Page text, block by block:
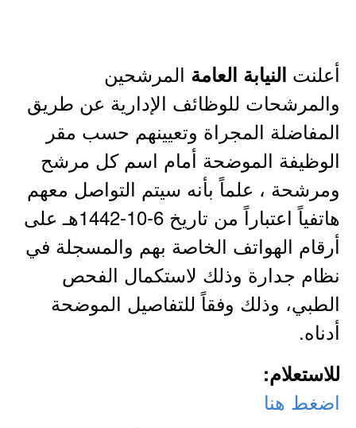
أعلنت النيابة العامة المرشحين
والمرشحات للوظائف الإدارية عن طريق
المفاضلة المجراة وتعيينهم حسب مقر
الوظيفة الموضحة أمام اسم كل مرشح
ومرشحة ، علماً بأنه سيتم التواصل معهم
هاتفياً اعتباراً من تاريخ 6-10-1442هـ على
أرقام الهواتف الخاصة بهم والمسجلة في
نظام جدارة وذلك لاستكمال الفحص
الطبي، وذلك وفقاً للتفاصيل الموضحة
أدناه.
للاستعلام:
اضغط هنا